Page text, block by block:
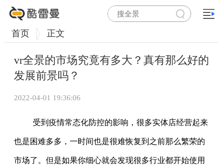
首页 正文
vr全景的市场究竟有多大？真有那么好的
发展前景吗？
2022-04-01 19:36:06
受到疫情常态化防控的影响，很多实体店经营起来
也是困难多多，一时间也是很难恢复到之前那么繁荣的
市场了。但是如果你细心就会发现很多行业都开始使用